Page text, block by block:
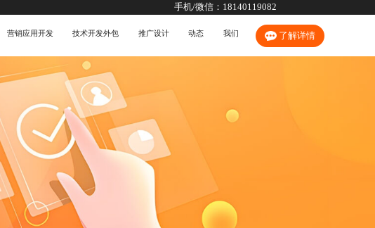
手机/微信： 18140119082
营销应用开发 技术开发外包 推广设计 动态 我们 了解详情